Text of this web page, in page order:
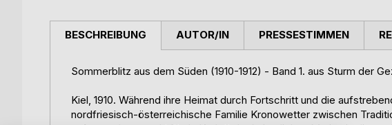
BESCHREIBUNG
Sommerblitz aus dem Süden (1910-1912) - Band 1. aus Sturm der
Kiel, 1910. Während ihre Heimat durch Fortschritt und die
nordfriesisch-österreichische Familie Kronowetter zwischen
AUTOR/IN PRESSESTIMMEN